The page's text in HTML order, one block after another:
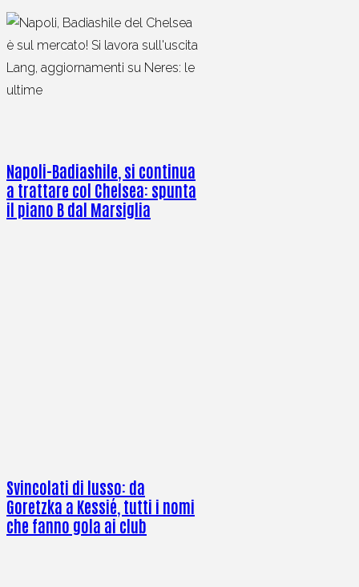
Napoli-Badiashile, si continua
a trattare col Chelsea: spunta
il piano B dal Marsiglia
Svincolati di lusso: da
Goretzka a Kessié, tutti i nomi
che fanno gola ai club